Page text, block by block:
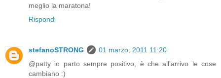
meglio la maratona!
Rispondi
stefanoSTRONG
01 marzo, 2011 11:20
@patty io parto sempre positivo, è che all'arrivo le cose
cambiano :)